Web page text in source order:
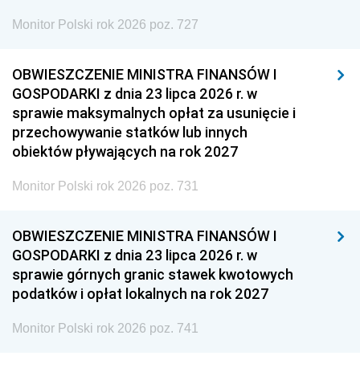
Monitor Polski rok 2026 poz. 727
OBWIESZCZENIE MINISTRA FINANSÓW I
GOSPODARKI z dnia 23 lipca 2026 r. w
sprawie maksymalnych opłat za usunięcie i
przechowywanie statków lub innych
obiektów pływających na rok 2027
Monitor Polski rok 2026 poz. 731
OBWIESZCZENIE MINISTRA FINANSÓW I
GOSPODARKI z dnia 23 lipca 2026 r. w
sprawie górnych granic stawek kwotowych
podatków i opłat lokalnych na rok 2027
Monitor Polski rok 2026 poz. 741